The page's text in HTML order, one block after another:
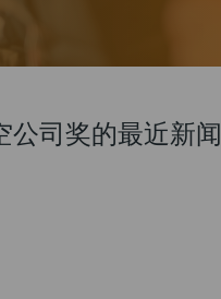
公司奖的最近新闻